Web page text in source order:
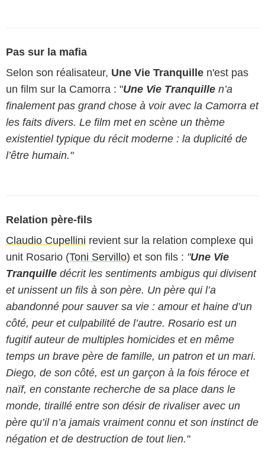
Pas sur la mafia
Selon son réalisateur, Une Vie Tranquille n'est pas
un film sur la Camorra : "Une Vie Tranquille n’a
finalement pas grand chose à voir avec la Camorra et
les faits divers. Le film met en scène un thème
existentiel typique du récit moderne : la duplicité de
l’être humain."
Relation père-fils
Claudio Cupellini revient sur la relation complexe qui
unit Rosario (Toni Servillo) et son fils : "Une Vie
Tranquille décrit les sentiments ambigus qui divisent
et unissent un fils à son père. Un père qui l’a
abandonné pour sauver sa vie : amour et haine d’un
côté, peur et culpabilité de l’autre. Rosario est un
fugitif auteur de multiples homicides et en même
temps un brave père de famille, un patron et un mari.
Diego, de son côté, est un garçon à la fois féroce et
naïf, en constante recherche de sa place dans le
monde, tiraillé entre son désir de rivaliser avec un
père qu’il n’a jamais vraiment connu et son instinct de
négation et de destruction de tout lien."